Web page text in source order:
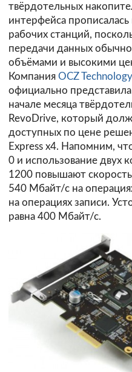
твёрдотельных
интерфейса прописалась
рабочих станций,
передачи данных
объёмами и высокими
Компания OCZ Technology
официально
начале месяца
RevoDrive, который
доступных по цене
Express x4. Напомним,
0 и использование двух
1200 повышают
540 Мбайт/с на
на операциях записи.
равна 400 Мбайт/с.